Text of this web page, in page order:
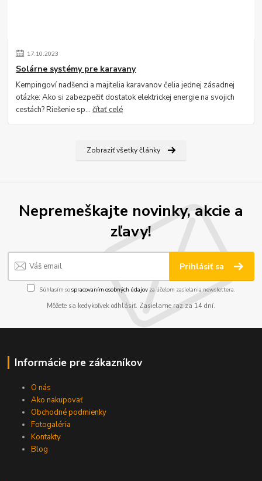
17.10.2023
Solárne systémy pre karavany
Kempingoví nadšenci a majitelia karavanov čelia jednej zásadnej
otázke: Ako si zabezpečiť dostatok elektrickej energie na svojich
cestách? Riešenie sp...čítať celé
Zobraziť všetky články
Nepremeškajte novinky, akcie a
zľavy!
Prihlásiť sa
Súhlasím sospracovaním osobných údajov za účelom zasielania newslettera.
Môžete sa kedykoľvek odhlásiť. Zasielame raz za 14 dní.
Informácie pre zákazníkov
O nás
Ako nakupovať
Obchodné podmienky
Fotogaléria
Kontakty
Blog